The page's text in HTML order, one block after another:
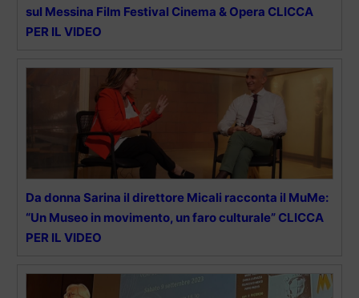
sul Messina Film Festival Cinema & Opera CLICCA
PER IL VIDEO
Da donna Sarina il direttore Micali racconta il MuMe:
“Un Museo in movimento, un faro culturale” CLICCA
PER IL VIDEO